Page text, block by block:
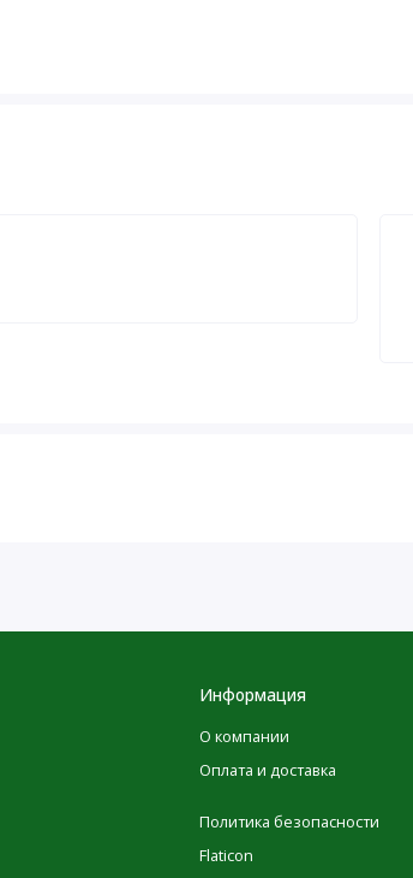
Информация
О компании
Оплата и доставка
Политика безопасности
Flaticon